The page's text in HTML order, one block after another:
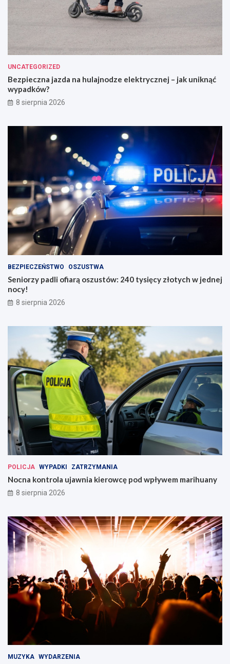
UNCATEGORIZED
Bezpieczna jazda na hulajnodze elektrycznej – jak uniknąć
wypadków?
8 sierpnia 2026
BEZPIECZEŃSTWO OSZUSTWA
Seniorzy padli ofiarą oszustów: 240 tysięcy złotych w jednej
nocy!
8 sierpnia 2026
POLICJA WYPADKI ZATRZYMANIA
Nocna kontrola ujawnia kierowcę pod wpływem marihuany
8 sierpnia 2026
MUZYKA WYDARZENIA